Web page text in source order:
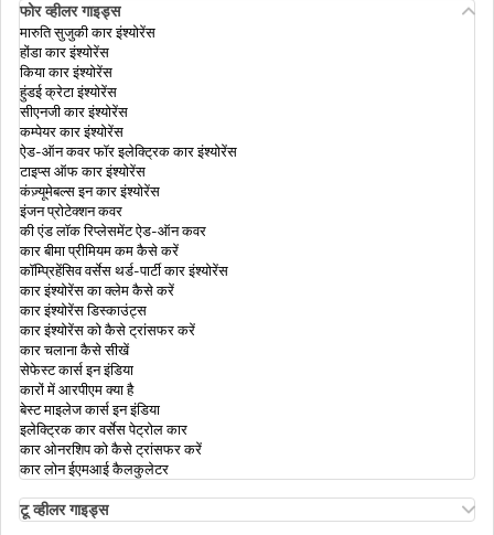
क्यों आपको अपनी वाहन की बढ़ी हुई IDV वैल्यू चुनना
चाहिए ?
फोर व्हीलर गाइड्स
मारुति सुजुकी कार इंश्योरेंस
होंडा कार इंश्योरेंस
किया कार इंश्योरेंस
हुंडई क्रेटा इंश्योरेंस
सीएनजी कार इंश्योरेंस
कम्पेयर कार इंश्योरेंस
ऐड-ऑन कवर फॉर इलेक्ट्रिक कार इंश्योरेंस
टाइप्स ऑफ कार इंश्योरेंस
कंज़्यूमेबल्स इन कार इंश्योरेंस
इंजन प्रोटेक्शन कवर
की एंड लॉक रिप्लेसमेंट ऐड-ऑन कवर
कार बीमा प्रीमियम कम कैसे करें
कॉम्प्रिहेंसिव वर्सेस थर्ड-पार्टी कार इंश्योरेंस
कार इंश्योरेंस का क्लेम कैसे करें
कार इंश्योरेंस डिस्काउंट्स
कार इंश्योरेंस को कैसे ट्रांसफर करें
कार चलाना कैसे सीखें
सेफेस्ट कार्स इन इंडिया
कारों में आरपीएम क्या है
बेस्ट माइलेज कार्स इन इंडिया
इलेक्ट्रिक कार वर्सेस पेट्रोल कार
कार ओनरशिप को कैसे ट्रांसफर करें
कार लोन ईएमआई कैलकुलेटर
टू व्हीलर गाइड्स